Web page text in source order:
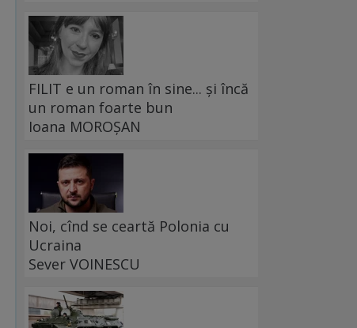
FILIT e un roman în sine... și încă
un roman foarte bun
Ioana MOROȘAN
Noi, cînd se ceartă Polonia cu
Ucraina
Sever VOINESCU